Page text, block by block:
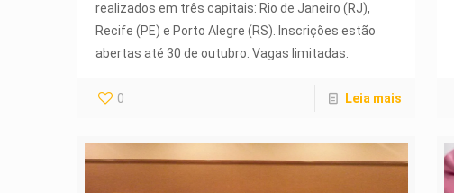
realizados em três capitais: Rio de Janeiro (RJ),
Recife (PE) e Porto Alegre (RS). Inscrições estão
abertas até 30 de outubro. Vagas limitadas.
0 Leia mais